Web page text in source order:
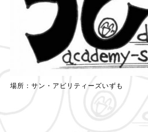
場所：サン・アビリティーズいずも